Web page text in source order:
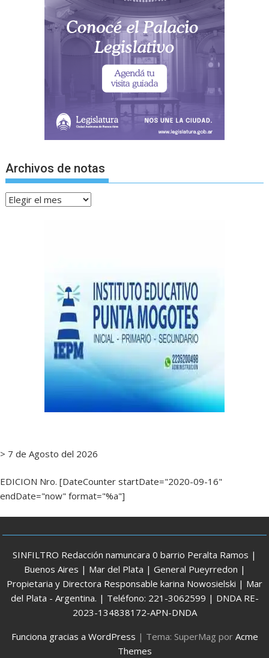
Archivos de notas
Archivos
> 7 de Agosto del 2026
EDICION Nro. [DateCounter startDate="2020-09-16"
endDate="now" format="%a"]
SINFILTRO Redacción namuncara 0 barrio Peralta Ramos |
Buenos Aires | Mar del Plata | General Pueyrredon |
Propietaria y Directora Responsable karina Nowosielski | Mar
del Plata - Argentina. | Teléfono: 221-3062599 | DNDA RE-
2023-134838172-APN-DNDA
Funciona gracias a WordPress | Tema: SuperMag por Acme
Themes